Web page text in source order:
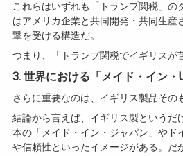
これらはいずれも「トランプ関税」
はアメリカ企業と共同開発・共同生
撃を受ける構造だ。
つまり、「トランプ関税でイギリスが
3. 世界における「メイド・イン・
さらに重要なのは、イギリス製品その
結論から言えば、イギリス製というだ
本の「メイド・イン・ジャパン」や
や信頼性といったイメージがある。だ